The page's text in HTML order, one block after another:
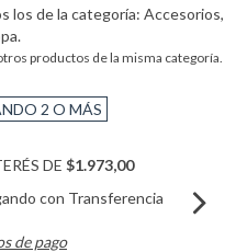
los de la categoría: Accesorios,
productos de la misma categoría.
2 O MÁS
DE $1.973,00
con Transferencia
de pago